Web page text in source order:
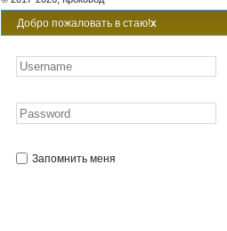
Добро пожаловать в стаю!x
Запомнить меня